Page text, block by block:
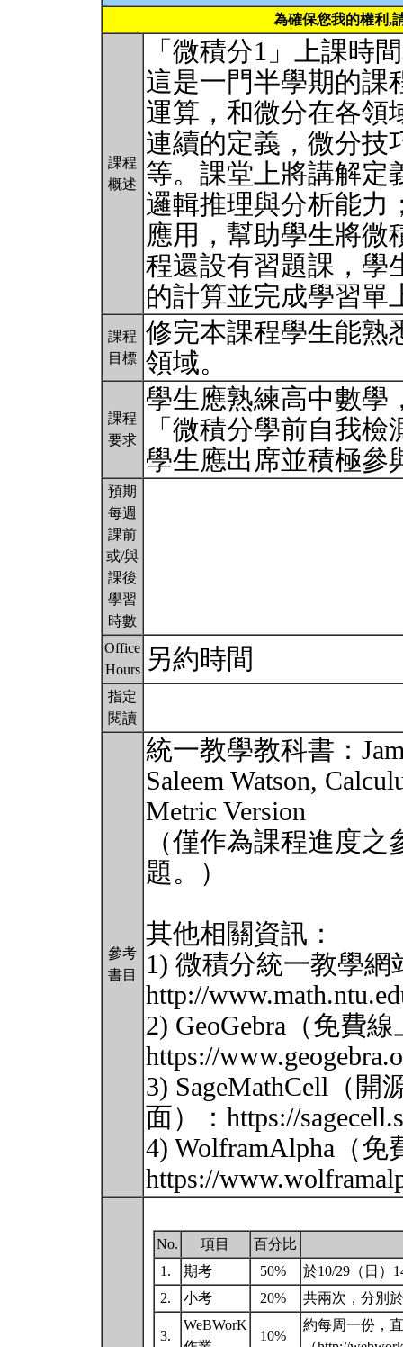
為確保您我的權利,
課程
概述
「微積分1」上課時
這是一門半學期的課
運算，和微分在各領
連續的定義，微分技
等。課堂上將講解定
邏輯推理與分析能力
應用，幫助學生將微
程還設有習題課，學
的計算並完成學習
課程
目標
修完本課程學生能熟
領域。
課程
要求
學生應熟練高中數學
「微積分學前自我檢
學生應出席並積極
預期
每週
課前
或/與
課後
學習
時數
Office
Hours
另約時間
指定
閱讀
參考
書目
統一教學教科書：
Saleem Watson,
Metric Version
（僅作為課程進度
題。）
其他相關資訊：
1) 微積分統一教學
http://
2) GeoGebra（免費
https://
3) SageMathCell（開
面）：https://
4) WolframAlpha（
https://
No. 項目
百分比
1.
期考 50%
於10/29（日）
2.
小考 20% 共兩次，分別
3.
WeBWorK
10%
約每周一份，